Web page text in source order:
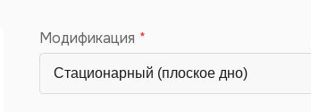
Модификация